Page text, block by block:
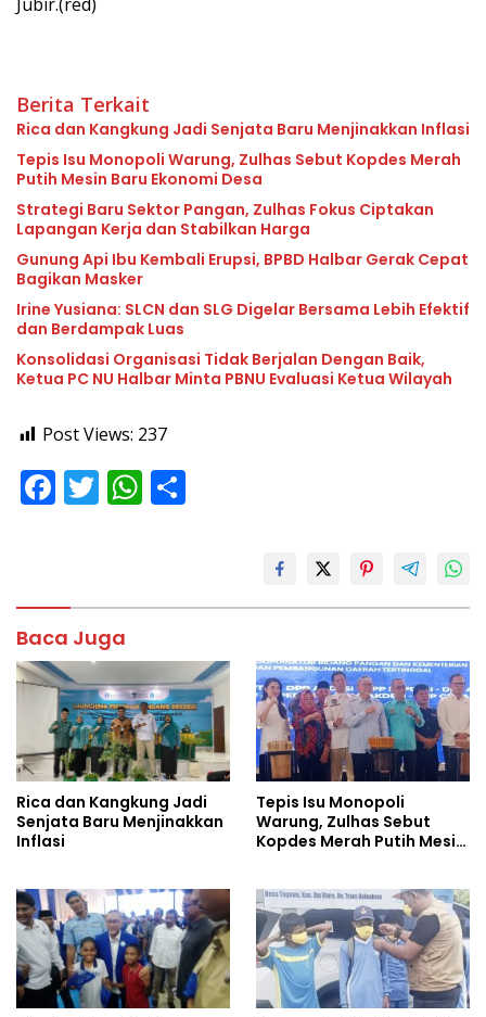
Berita Terkait
Rica dan Kangkung Jadi Senjata Baru Menjinakkan Inflasi
Tepis Isu Monopoli Warung, Zulhas Sebut Kopdes Merah
Putih Mesin Baru Ekonomi Desa
Strategi Baru Sektor Pangan, Zulhas Fokus Ciptakan
Lapangan Kerja dan Stabilkan Harga
Gunung Api Ibu Kembali Erupsi, BPBD Halbar Gerak Cepat
Bagikan Masker
Irine Yusiana: SLCN dan SLG Digelar Bersama Lebih Efektif
dan Berdampak Luas
Konsolidasi Organisasi Tidak Berjalan Dengan Baik,
Ketua PC NU Halbar Minta PBNU Evaluasi Ketua Wilayah
Post Views: 237
F
o
o
k
T W
p
p
Baca Juga
Rica dan Kangkung Jadi
Senjata Baru Menjinakkan
Inflasi
Tepis Isu Monopoli
Warung, Zulhas Sebut
Kopdes Merah Putih Mesin